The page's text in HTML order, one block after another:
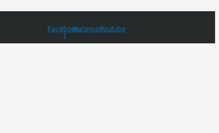
Facebook-
f
InstagramYoutube